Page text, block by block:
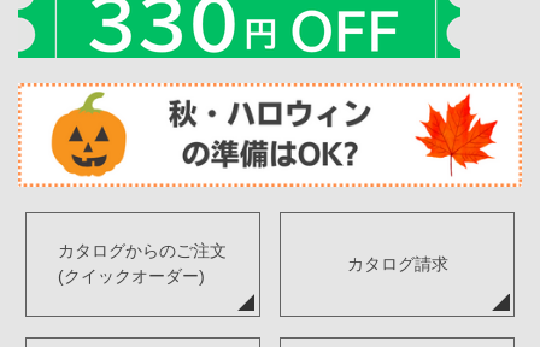
カタログからのご注文
(クイックオーダー)
カタログ請求